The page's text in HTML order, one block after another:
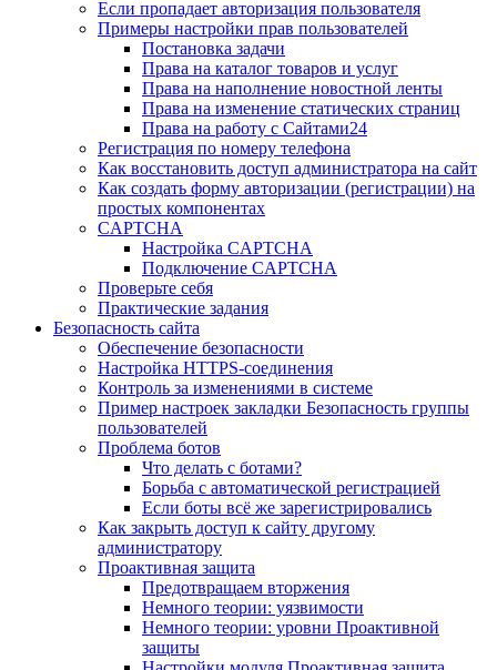
Если пропадает авторизация пользователя
Примеры настройки прав пользователей
Постановка задачи
Права на каталог товаров и услуг
Права на наполнение новостной ленты
Права на изменение статических страниц
Права на работу с Сайтами24
Регистрация по номеру телефона
Как восстановить доступ администратора на сайт
Как создать форму авторизации (регистрации) на
простых компонентах
CAPTCHA
Настройка CAPTCHA
Подключение CAPTCHA
Проверьте себя
Практические задания
Безопасность сайта
Обеспечение безопасности
Настройка HTTPS-соединения
Контроль за изменениями в системе
Пример настроек закладки Безопасность группы
пользователей
Проблема ботов
Что делать с ботами?
Борьба с автоматической регистрацией
Если боты всё же зарегистрировались
Как закрыть доступ к сайту другому
администратору
Проактивная защита
Предотвращаем вторжения
Немного теории: уязвимости
Немного теории: уровни Проактивной
защиты